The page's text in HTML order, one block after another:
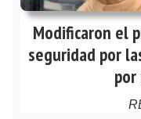
Modificaron el
seguridad por
por